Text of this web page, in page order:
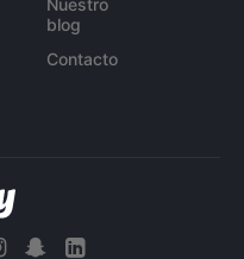
Nuestro
blog
Contacto